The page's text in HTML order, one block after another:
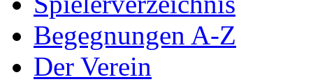
Begegnungen A-Z
Der Verein